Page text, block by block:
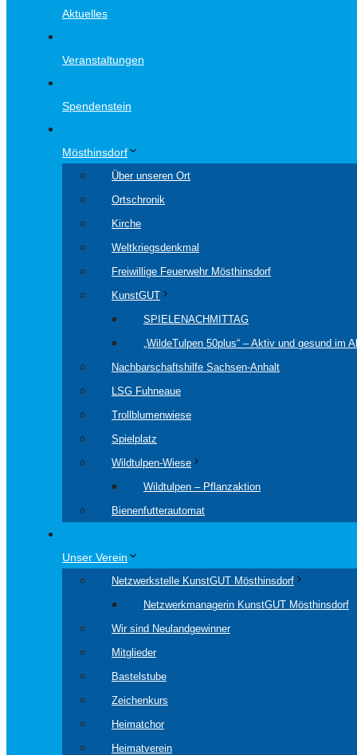
Aktuelles
Veranstaltungen
Spendenstein
Mösthinsdorf
Über unseren Ort
Ortschronik
Kirche
Weltkriegsdenkmal
Freiwillige Feuerwehr Mösthinsdorf
KunstGUT
SPIELENACHMITTAG
„WildeTulpen 50plus“ – Aktiv und gesund im
Nachbarschaftshilfe Sachsen-Anhalt
LSG Fuhneaue
Trollblumenwiese
Spielplatz
Wildtulpen-Wiese
Wildtulpen – Pflanzaktion
Bienenfutterautomat
Unser Verein
Netzwerkstelle KunstGUT Mösthinsdorf
Netzwerkmanagerin KunstGUT Mösthinsdorf
Wir sind Neulandgewinner
Mitglieder
Bastelstube
Zeichenkurs
Heimatchor
Heimatverein